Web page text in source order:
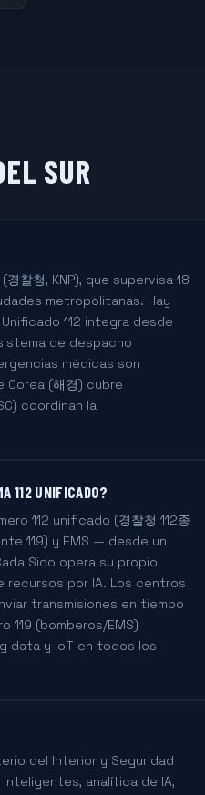
SUR
찰청, KNP), que supervisa 18
metropolitanas. Hay
112 integra desde
de despacho
médicas son
Corea (해경) cubre
coordinan la
112 UNIFICADO?
112 unificado (경찰청 112종
119) y EMS — desde un
Sido opera su propio
recursos por IA. Los centros
transmisiones en tiempo
119 (bomberos/EMS)
data y IoT en todos los
del Interior y Seguridad
analítica de IA,